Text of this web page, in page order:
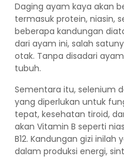
Daging ayam kaya akan
termasuk protein, niasin,
beberapa kandungan
dari ayam ini, salah
otak. Tanpa disadari
tubuh.
Sementara itu, selenium
yang diperlukan untuk
tepat, kesehatan tiroid,
akan Vitamin B seperti
B12. Kandungan gizi
dalam produksi energi,